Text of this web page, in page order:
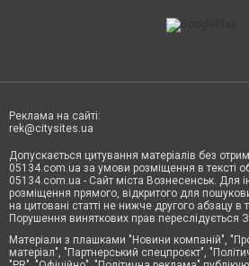
Реклама на сайті:
rek@citysites.ua
Допускається цитування матеріалів без
05134.com.ua за умови розміщення в тексті
05134.com.ua - Сайт міста Вознесенськ. Для
розміщення прямого, відкритого для
на цитовані статті не нижче другого абзацу в
Порушення виняткових прав переслідується
Матеріали з плашками "Новини компаній",
матеріал", "Партнерський спецпроєкт",